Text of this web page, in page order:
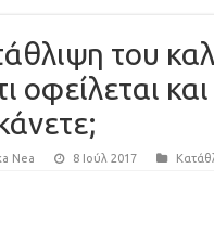
του
οφείλεται
Nea 8 Ιούλ 2017